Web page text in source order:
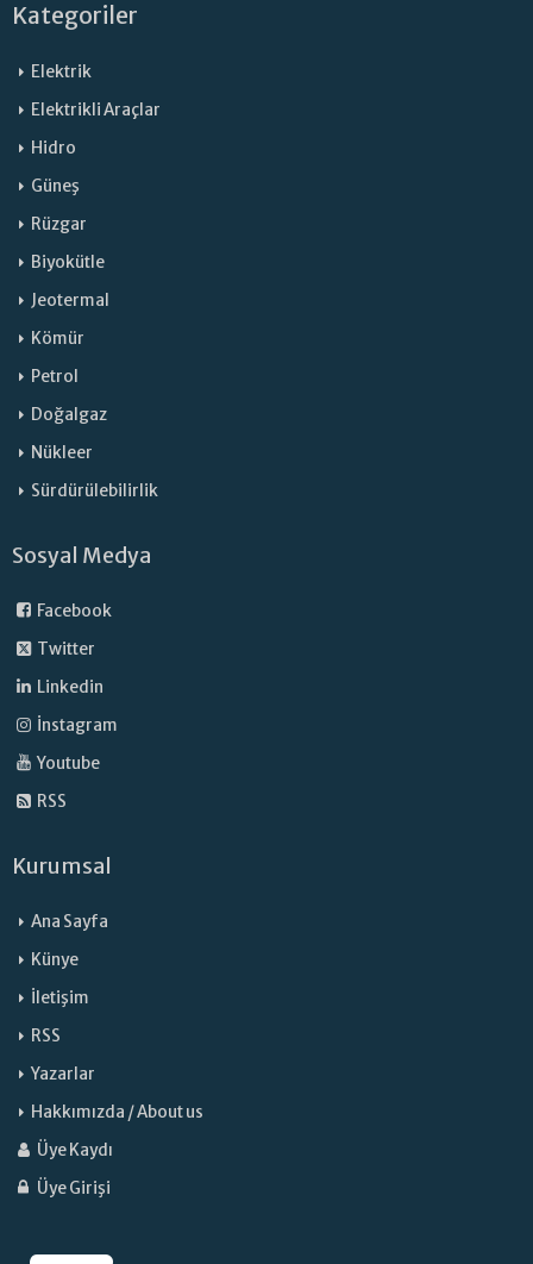
Kategoriler
Elektrik
Elektrikli Araçlar
Hidro
Güneş
Rüzgar
Biyokütle
Jeotermal
Kömür
Petrol
Doğalgaz
Nükleer
Sürdürülebilirlik
Sosyal Medya
Facebook
Twitter
Linkedin
İnstagram
Youtube
RSS
Kurumsal
Ana Sayfa
Künye
İletişim
RSS
Yazarlar
Hakkımızda / About us
Üye Kaydı
Üye Girişi